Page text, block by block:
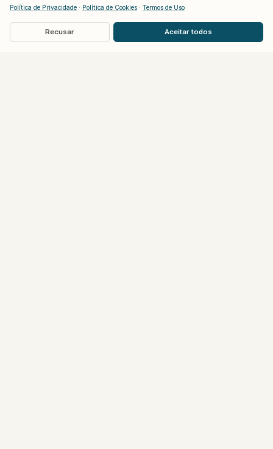
O TikTok afirmou, em nota à Deadline, que a
transmissão permaneceu no ar por 15 a 20 minutos
Política de Privacidade · Política de Cookies · Termos de Uso
Recusar Aceitar todos